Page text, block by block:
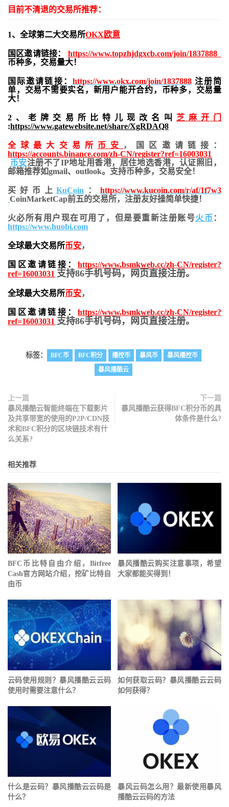
目前不清退的交易所推荐：
1、全球第二大交易所OKX欧意
国区邀请链接： https://www.topzhjdgxcb.com/join/1837888
币种多，交易量大！
国际邀请链接： https://www.okx.com/join/1837888注册简
单，交易不需要实名，新用户能开合约， 币种多，交易量
大！
2、老牌交易所比特儿现改名叫 芝麻开门
:https://www.gatewebsite.net/share/XgRDAQ8
全球最大交易所 币安
，国区邀请链接：
https://accounts.binance.com/zh-CN/register?ref=16003031
币安注册不了IP地址用香港，居住地选香港，认证照旧，
邮箱推荐如gmail、outlook。支持币种多，交易安全！
买好币上KuCoin ：https://www.kucoin.com/r/af/1f7w3
CoinMarketCap前五的交易所，注册友好操简单快捷！
火必所有用户现在可用了，但是要重新注册账号火币 ：
https://www.huobi.com
全球最大交易所币安，
国区邀请链接： https://www.bsmkweb.cc/zh-CN/register?
ref=16003031 支持86手机号码，网页直接注册。
全球最大交易所币安，
国区邀请链接： https://www.bsmkweb.cc/zh-CN/register?
ref=16003031 支持86手机号码，网页直接注册。
标签： BFC币 BFC积分 播控币 暴风币
暴风播控币
暴风播酷云
上一篇
暴风播酷云智能终端在下载影片
及共享带宽的使用的P2P/CDN技
术和BFC积分的区块链技术有什
么关系?
下一篇
暴风播酷云获得BFC积分币的具
体条件是什么?
相关推荐
BFC币比特自由介绍，Bitfree
Cash官方网站介绍，挖矿比特自
由币
暴风播酷云购买注意事项，希望
大家都能买得到！
云码使用规则？暴风播酷云云码
使用时需要注意什么？
如何获取云码？暴风播酷云云码
如何获得？
什么是云码？暴风播酷云云码是
什么？
暴风云码怎么用？最新使用暴风
播酷云云码的方法